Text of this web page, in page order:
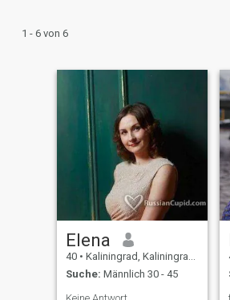
1 - 6 von 6
Elena
40 • Kaliningrad, Kaliningrad, Russland
Suche: Männlich 30 - 45